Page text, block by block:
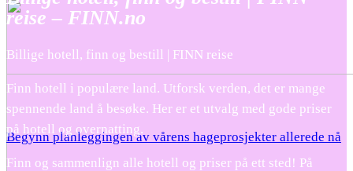
Begynn planleggingen av vårens hageprosjekter allerede nå
reise – FINN.no
Billige hotell, finn og bestill | FINN reise
Finn hotell i populære land. Utforsk verden, det er mange
spennende land å besøke. Her er et utvalg med gode priser
på hotell og overnatting.
Finn og sammenlign alle hotell og priser på ett sted! På